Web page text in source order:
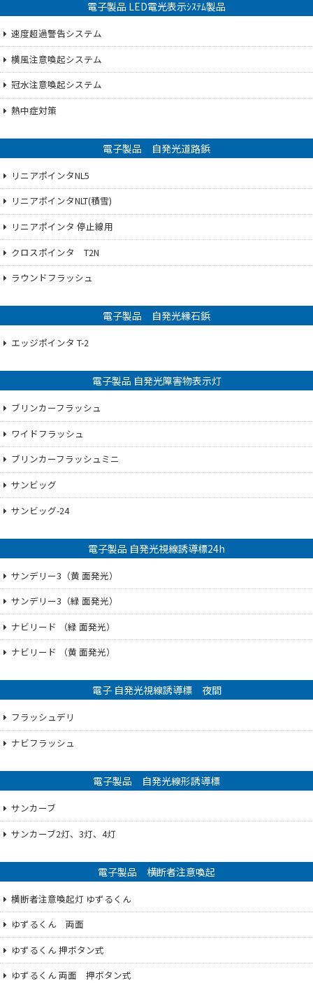
電子製品 LED電光表示ｼｽﾃﾑ製品
速度超過警告システム
横風注意喚起システム
冠水注意喚起システム
熱中症対策
電子製品 自発光道路鋲
リニアポインタNL5
リニアポインタNLT(積雪)
リニアポインタ 停止線用
クロスポインタ T2N
ラウンドフラッシュ
電子製品 自発光縁石鋲
エッジポインタ T-2
電子製品 自発光障害物表示灯
ブリンカーフラッシュ
ワイドフラッシュ
ブリンカーフラッシュミニ
サンビッグ
サンビッグ-24
電子製品 自発光視線誘導標24h
サンデリー3（黄 面発光）
サンデリー3（緑 面発光）
ナビリード （緑 面発光）
ナビリード （黄 面発光）
電子 自発光視線誘導標 夜間
フラッシュデリ
ナビフラッシュ
電子製品 自発光線形誘導標
サンカーブ
サンカーブ2灯、3灯、4灯
電子製品 横断者注意喚起
横断者注意喚起灯 ゆずるくん
ゆずるくん 両面
ゆずるくん 押ボタン式
ゆずるくん 両面 押ボタン式